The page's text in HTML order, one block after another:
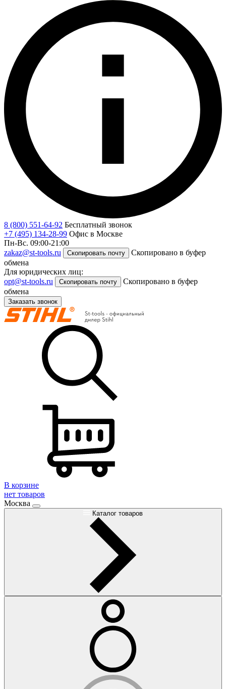
8 (800) 551-64-92 Бесплатный звонок
+7 (495) 134-28-99 Офис в Москве
Пн-Вс. 09:00-21:00
zakaz@st-tools.ru
Скопировать почту
Скопировано в буфер
обмена
Для юридических лиц:
opt@st-tools.ru
Скопировать почту
Скопировано в буфер
обмена
Заказать звонок
В корзине
нет товаров
Москва
Каталог товаров